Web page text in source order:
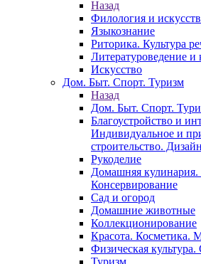
Назад
Филология и
Языкознание
Риторика. Культура
Литературоведение и
Искусство
Дом. Быт. Спорт. Туризм
Назад
Дом. Быт. Спорт.
Благоустройство и
Индивидуальное и
строительство. Дизайн
Рукоделие
Домашняя
Консервирование
Сад и огород
Домашние животные
Коллекционирование
Красота. Косметика.
Физическая культура.
Туризм